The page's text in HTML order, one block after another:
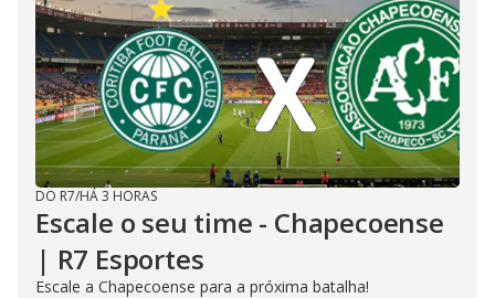
DO R7/HÁ 3 HORAS
Escale o seu time - Chapecoense
| R7 Esportes
Escale a Chapecoense para a próxima batalha!